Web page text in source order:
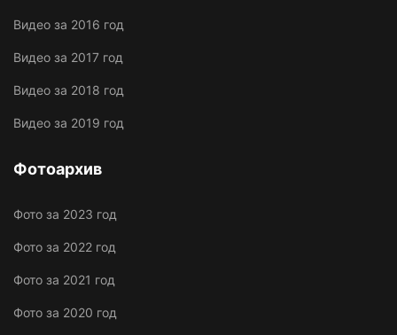
Видео за 2016 год
Видео за 2017 год
Видео за 2018 год
Видео за 2019 год
Фотоархив
Фото за 2023 год
Фото за 2022 год
Фото за 2021 год
Фото за 2020 год